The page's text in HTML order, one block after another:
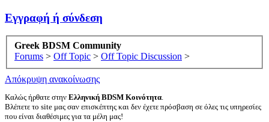
Εγγραφή ή σύνδεση
Greek BDSM Community
Forums > Off Topic > Off Topic Discussion >
Απόκρυψη ανακοίνωσης
Καλώς ήρθατε στην Ελληνική BDSM Κοινότητα.
Βλέπετε το site μας σαν επισκέπτης και δεν έχετε πρόσβαση σε όλες τις υπηρεσίες
που είναι διαθέσιμες για τα μέλη μας!